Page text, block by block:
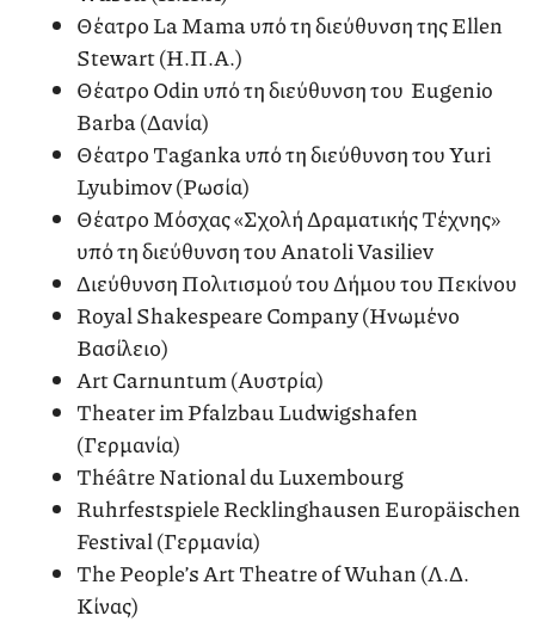
Θέατρο La Mama υπό τη διεύθυνση της Ellen
Stewart (H.Π.A.)
Θέατρο Odin υπό τη διεύθυνση του Eugenio
Barba (Δανία)
Θέατρο Taganka υπό τη διεύθυνση του Yuri
Lyubimov (Ρωσία)
Θέατρο Μόσχας «Σχολή Δραματικής Τέχνης»
υπό τη διεύθυνση του Anatoli Vasiliev
Διεύθυνση Πολιτισμού του Δήμου του Πεκίνου
Royal Shakespeare Company (Ηνωμένο
Βασίλειο)
Art Carnuntum (Αυστρία)
Theater im Pfalzbau Ludwigshafen
(Γερμανία)
Théâtre National du Luxembourg
Ruhrfestspiele Recklinghausen Europäischen
Festival (Γερμανία)
The People’s Art Theatre of Wuhan (Λ.Δ.
Κίνας)